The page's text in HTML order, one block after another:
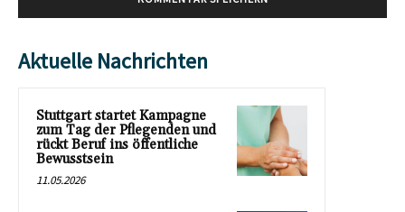
Aktuelle Nachrichten
Stuttgart startet Kampagne
zum Tag der Pflegenden und
rückt Beruf ins öffentliche
Bewusstsein
11.05.2026